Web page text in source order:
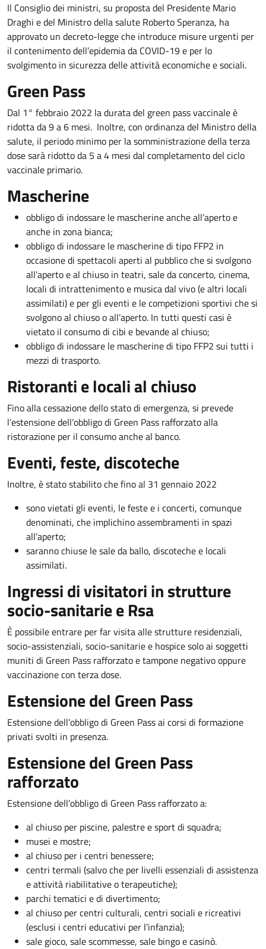
Il Consiglio dei ministri, su proposta del Presidente Mario
Draghi e del Ministro della salute Roberto Speranza, ha
approvato un decreto-legge che introduce misure urgenti per
il contenimento dell’epidemia da COVID-19 e per lo
svolgimento in sicurezza delle attività economiche e sociali.
Green Pass
Dal 1° febbraio 2022 la durata del green pass vaccinale è
ridotta da 9 a 6 mesi. Inoltre, con ordinanza del Ministro della
salute, il periodo minimo per la somministrazione della terza
dose sarà ridotto da 5 a 4 mesi dal completamento del ciclo
vaccinale primario.
Mascherine
obbligo di indossare le mascherine anche all’aperto e
anche in zona bianca;
obbligo di indossare le mascherine di tipo FFP2 in
occasione di spettacoli aperti al pubblico che si svolgono
all’aperto e al chiuso in teatri, sale da concerto, cinema,
locali di intrattenimento e musica dal vivo (e altri locali
assimilati) e per gli eventi e le competizioni sportivi che si
svolgono al chiuso o all’aperto. In tutti questi casi è
vietato il consumo di cibi e bevande al chiuso;
obbligo di indossare le mascherine di tipo FFP2 sui tutti i
mezzi di trasporto.
Ristoranti e locali al chiuso
Fino alla cessazione dello stato di emergenza, si prevede
l’estensione dell’obbligo di Green Pass rafforzato alla
ristorazione per il consumo anche al banco.
Eventi, feste, discoteche
Inoltre, è stato stabilito che fino al 31 gennaio 2022
sono vietati gli eventi, le feste e i concerti, comunque
denominati, che implichino assembramenti in spazi
all’aperto;
saranno chiuse le sale da ballo, discoteche e locali
assimilati.
Ingressi di visitatori in strutture
socio-sanitarie e Rsa
È possibile entrare per far visita alle strutture residenziali,
socio-assistenziali, socio-sanitarie e hospice solo ai soggetti
muniti di Green Pass rafforzato e tampone negativo oppure
vaccinazione con terza dose.
Estensione del Green Pass
Estensione dell’obbligo di Green Pass ai corsi di formazione
privati svolti in presenza.
Estensione del Green Pass
rafforzato
Estensione dell’obbligo di Green Pass rafforzato a:
al chiuso per piscine, palestre e sport di squadra;
musei e mostre;
al chiuso per i centri benessere;
centri termali (salvo che per livelli essenziali di assistenza
e attività riabilitative o terapeutiche);
parchi tematici e di divertimento;
al chiuso per centri culturali, centri sociali e ricreativi
(esclusi i centri educativi per l’infanzia);
sale gioco, sale scommesse, sale bingo e casinò.